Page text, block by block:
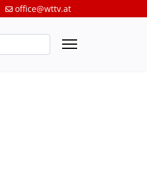
office@wttv.at